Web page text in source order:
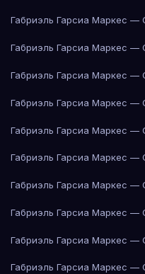
Габриэль Гарсиа Маркес —
Габриэль Гарсиа Маркес —
Габриэль Гарсиа Маркес —
Габриэль Гарсиа Маркес —
Габриэль Гарсиа Маркес —
Габриэль Гарсиа Маркес —
Габриэль Гарсиа Маркес —
Габриэль Гарсиа Маркес —
Габриэль Гарсиа Маркес —
Габриэль Гарсиа Маркес —